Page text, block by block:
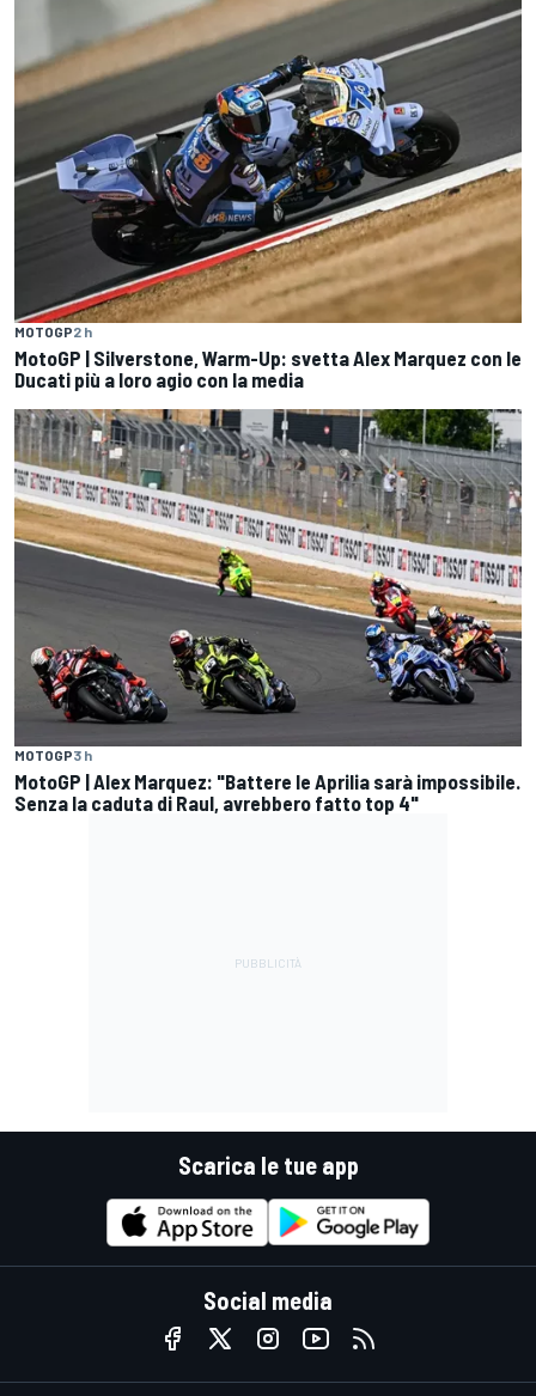
MOTOGP2 h
MotoGP | Silverstone, Warm-Up: svetta Alex Marquez con le
Ducati più a loro agio con la media
MOTOGP3 h
MotoGP | Alex Marquez: "Battere le Aprilia sarà impossibile.
Senza la caduta di Raul, avrebbero fatto top 4"
Scarica le tue app
Social media